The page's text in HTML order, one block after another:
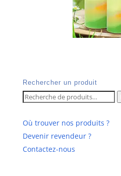
Rechercher un produit
Recherche
pour :
Où trouver nos produits ?
Devenir revendeur ?
Contactez-nous